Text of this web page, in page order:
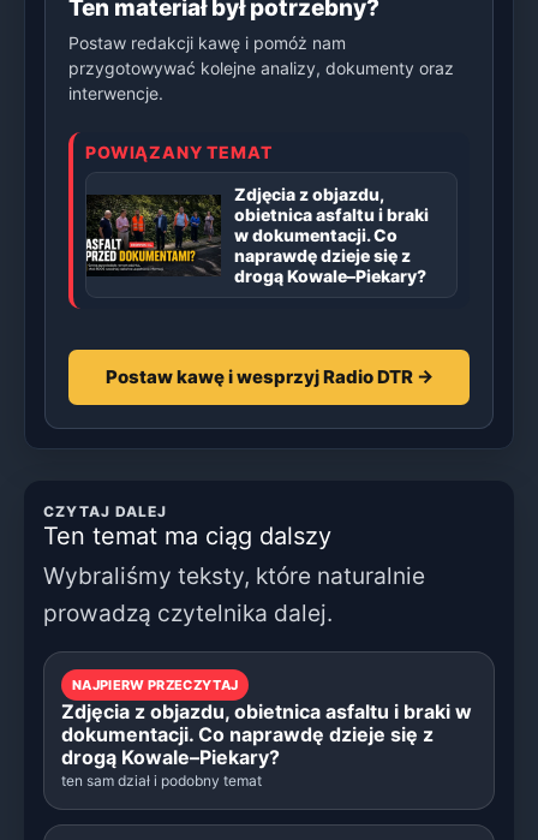
Ten materiał był potrzebny?
Postaw redakcji kawę i pomóż nam
przygotowywać kolejne analizy, dokumenty oraz
interwencje.
POWIĄZANY TEMAT
Zdjęcia z objazdu,
obietnica asfaltu i braki
w dokumentacji. Co
naprawdę dzieje się z
drogą Kowale–Piekary?
Postaw kawę i wesprzyj Radio DTR →
CZYTAJ DALEJ
Ten temat ma ciąg dalszy
Wybraliśmy teksty, które naturalnie
prowadzą czytelnika dalej.
NAJPIERW PRZECZYTAJ
Zdjęcia z objazdu, obietnica asfaltu i braki w
dokumentacji. Co naprawdę dzieje się z
drogą Kowale–Piekary?
ten sam dział i podobny temat